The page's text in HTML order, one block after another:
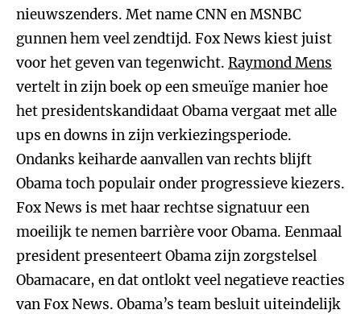
nieuwszenders. Met name CNN en MSNBC
gunnen hem veel zendtijd. Fox News kiest juist
voor het geven van tegenwicht. Raymond Mens
vertelt in zijn boek op een smeuïge manier hoe
het presidentskandidaat Obama vergaat met alle
ups en downs in zijn verkiezingsperiode.
Ondanks keiharde aanvallen van rechts blijft
Obama toch populair onder progressieve kiezers.
Fox News is met haar rechtse signatuur een
moeilijk te nemen barrière voor Obama. Eenmaal
president presenteert Obama zijn zorgstelsel
Obamacare, en dat ontlokt veel negatieve reacties
van Fox News. Obama’s team besluit uiteindelijk